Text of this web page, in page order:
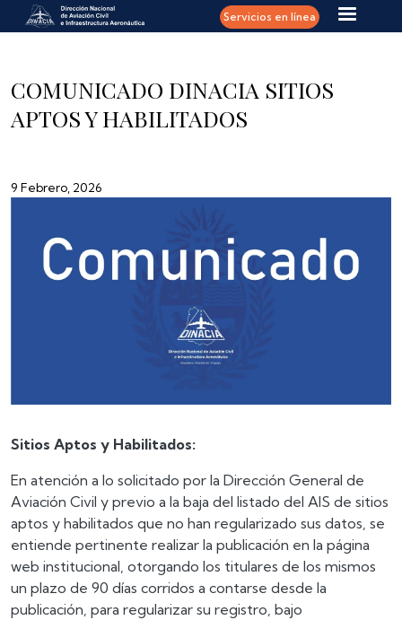
Pasar al contenido principal Servicios en línea
COMUNICADO DINACIA SITIOS
APTOS Y HABILITADOS
9 Febrero, 2026
Sitios Aptos y Habilitados:
En atención a lo solicitado por la Dirección General de
Aviación Civil y previo a la baja del listado del AIS de sitios
aptos y habilitados que no han regularizado sus datos, se
entiende pertinente realizar la publicación en la página
web institucional, otorgando los titulares de los mismos
un plazo de 90 días corridos a contarse desde la
publicación, para regularizar su registro, bajo